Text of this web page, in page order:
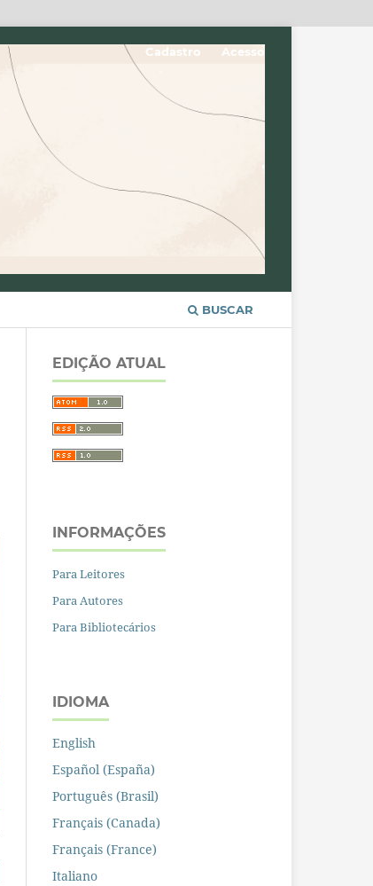
BUSCAR
Cadastro Acesso
EDIÇÃO ATUAL
INFORMAÇÕES
Para Leitores
Para Autores
Para Bibliotecários
IDIOMA
English
Español (España)
Português (Brasil)
Français (Canada)
Français (France)
Italiano